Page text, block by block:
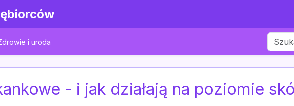
i uroda
- i jak działają na poziomie